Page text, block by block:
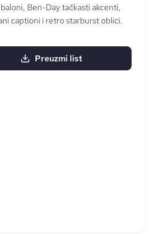
Ben-Day tačkasti akcenti,
captioni i retro starburst oblici.
Preuzmi list